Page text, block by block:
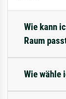
Wie kann
Raum
Wie wähle